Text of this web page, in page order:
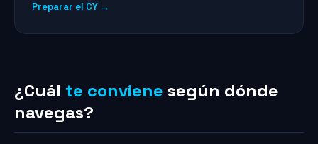
Preparar el CY →
¿Cuál te conviene según dónde
navegas?